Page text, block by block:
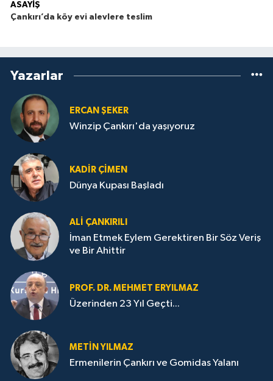
ASAYİŞ
Çankırı’da köy evi alevlere teslim
Yazarlar
ERCAN ŞEKER
Winzip Çankırı'da yaşıyoruz
KADIR ÇIMEN
Dünya Kupası Başladı
ALI ÇANKIRILI
İman Etmek Eylem Gerektiren Bir Söz Veriş
ve Bir Ahittir
PROF. DR. MEHMET ERYILMAZ
Üzerinden 23 Yıl Geçti...
METIN YILMAZ
Ermenilerin Çankırı ve Gomidas Yalanı